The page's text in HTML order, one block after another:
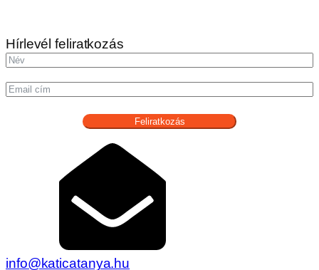
Hírlevél feliratkozás
Feliratkozás
info@katicatanya.hu